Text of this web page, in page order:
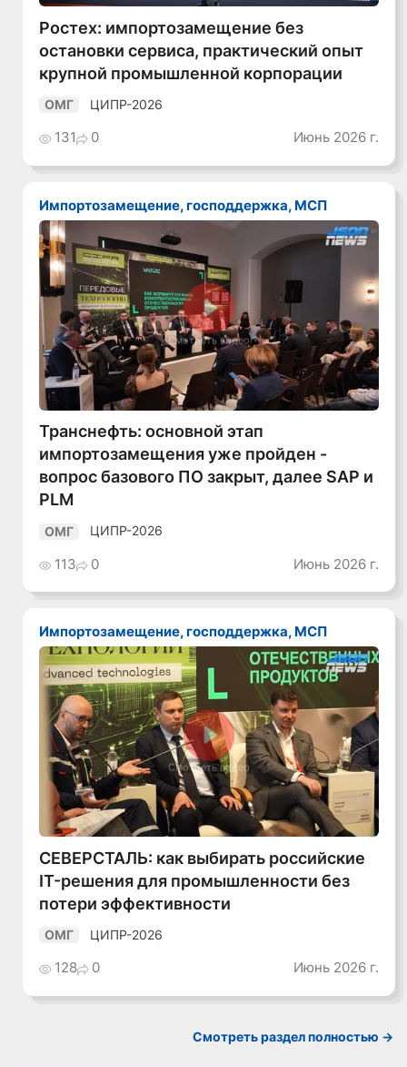
Ростех: импортозамещение без
остановки сервиса, практический опыт
крупной промышленной корпорации
ОМГ ЦИПР-2026
131 0 Июнь 2026 г.
Импортозамещение, господдержка, МСП
Смотреть видео
Транснефть: основной этап
импортозамещения уже пройден -
вопрос базового ПО закрыт, далее SAP и
PLM
ОМГ ЦИПР-2026
113 0 Июнь 2026 г.
Импортозамещение, господдержка, МСП
Смотреть видео
СЕВЕРСТАЛЬ: как выбирать российские
IT-решения для промышленности без
потери эффективности
ОМГ ЦИПР-2026
128 0 Июнь 2026 г.
Смотреть раздел полностью ->